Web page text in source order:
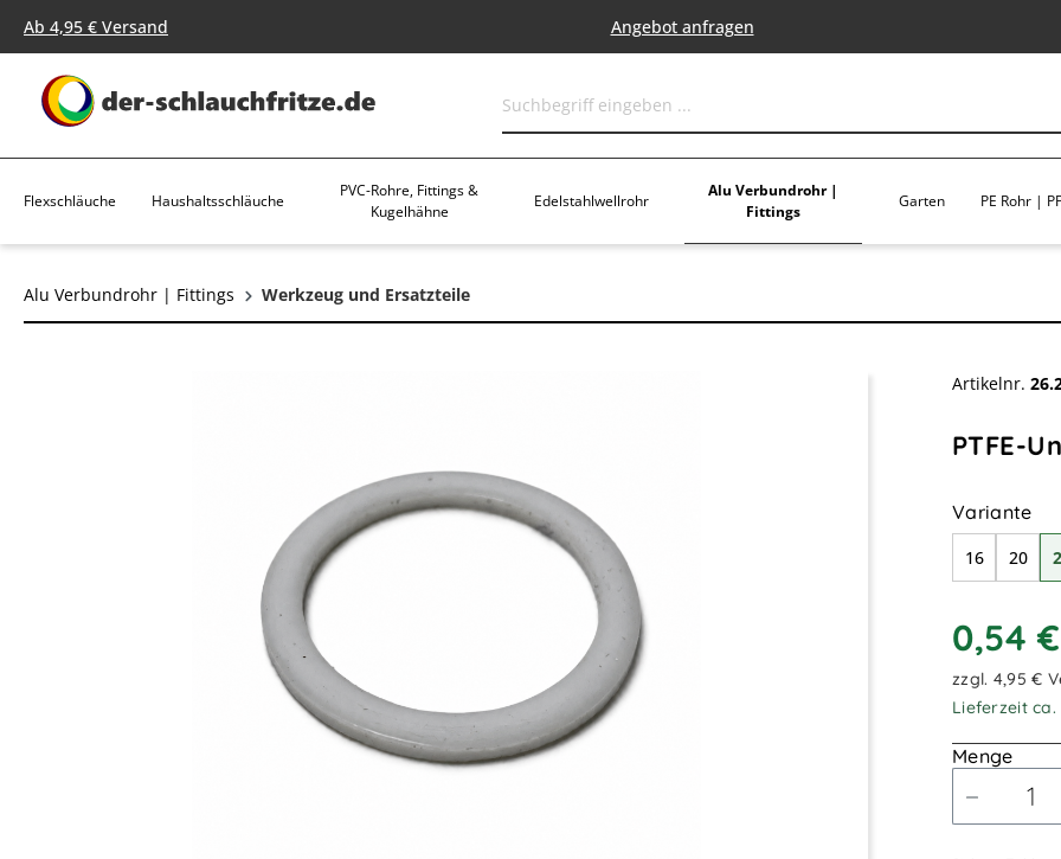
Zur Hauptnavigation springen
Ab 4,95 € Versand Angebot anfragen
Flexschläuche Haushaltsschläuche
PVC-Rohre, Fittings &
Kugelhähne
Edelstahlwellrohr
Alu Verbundrohr |
Fittings
Garten PE Rohr |
Alu Verbundrohr | Fittings Werkzeug und Ersatzteile
Artikelnr.
PTFE-
Variante
16 20
0,54
zzgl. 4,95 €
Lieferzeit ca.
Menge